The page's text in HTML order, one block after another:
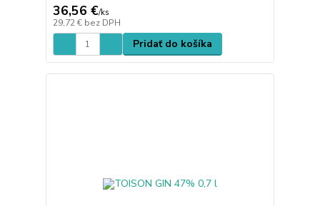
36,56 €/ks
29,72 € bez DPH
Pridať do košíka